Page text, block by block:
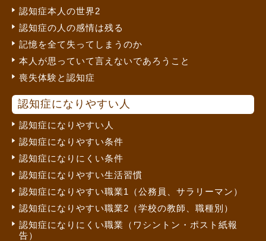
認知症本人の世界2
認知症の人の感情は残る
記憶を全て失ってしまうのか
本人が思っていて言えないであろうこと
喪失体験と認知症
認知症になりやすい人
認知症になりやすい人
認知症になりやすい条件
認知症になりにくい条件
認知症になりやすい生活習慣
認知症になりやすい職業1（公務員、サラリーマン）
認知症になりやすい職業2（学校の教師、職種別）
認知症になりにくい職業（ワシントン・ポスト紙報
告）